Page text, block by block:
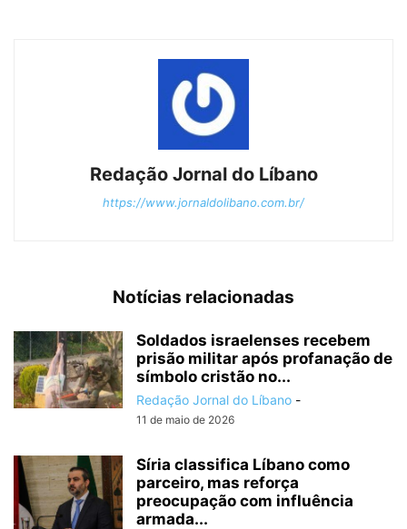
Redação Jornal do Líbano
https://www.jornaldolibano.com.br/
Notícias relacionadas
Soldados israelenses recebem
prisão militar após profanação de
símbolo cristão no...
Redação Jornal do Líbano -
11 de maio de 2026
Síria classifica Líbano como
parceiro, mas reforça
preocupação com influência
armada...